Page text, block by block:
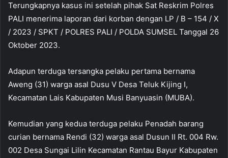
Terungkapnya kasus ini setelah pihak Sat Reskrim Polres
PALI menerima laporan dari korban dengan LP / B – 154 / X
/ 2023 / SPKT / POLRES PALI / POLDA SUMSEL Tanggal 26
Oktober 2023.
Adapun terduga tersangka pelaku pertama bernama
Aweng (31) warga asal Dusu V Desa Teluk Kijing I,
Kecamatan Lais Kabupaten Musi Banyuasin (MUBA).
Kemudian yang kedua terduga pelaku Penadah barang
curian bernama Rendi (32) warga asal Dusun II Rt. 004 Rw.
002 Desa Sungai Lilin Kecamatan Rantau Bayur Kabupaten